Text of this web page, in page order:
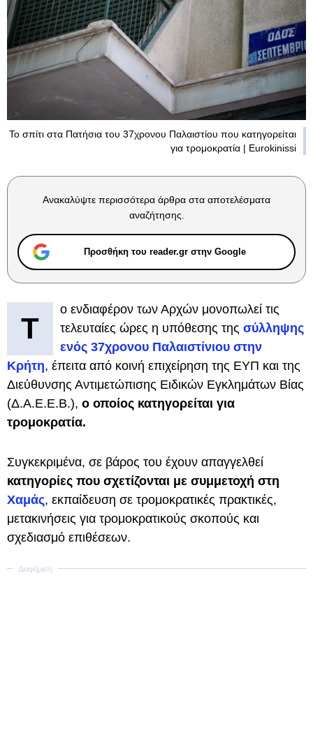
Το σπίτι στα Πατήσια του 37χρονου Παλαιστίου που κατηγορείται
για τρομοκρατία | Eurokinissi
Ανακαλύψτε περισσότερα άρθρα στα αποτελέσματα
αναζήτησης.
Προσθήκη του reader.gr στην Google
Τ
ο ενδιαφέρον των Αρχών μονοπωλεί τις
τελευταίες ώρες η υπόθεσης της σύλληψης
ενός 37χρονου Παλαιστίνιου στην
Κρήτη, έπειτα από κοινή επιχείρηση της ΕΥΠ και της
Διεύθυνσης Αντιμετώπισης Ειδικών Εγκλημάτων Βίας
(Δ.Α.Ε.Ε.Β.), ο οποίος κατηγορείται για
τρομοκρατία.
Συγκεκριμένα, σε βάρος του έχουν απαγγελθεί
κατηγορίες που σχετίζονται με συμμετοχή στη
Χαμάς, εκπαίδευση σε τρομοκρατικές πρακτικές,
μετακινήσεις για τρομοκρατικούς σκοπούς και
σχεδιασμό επιθέσεων.